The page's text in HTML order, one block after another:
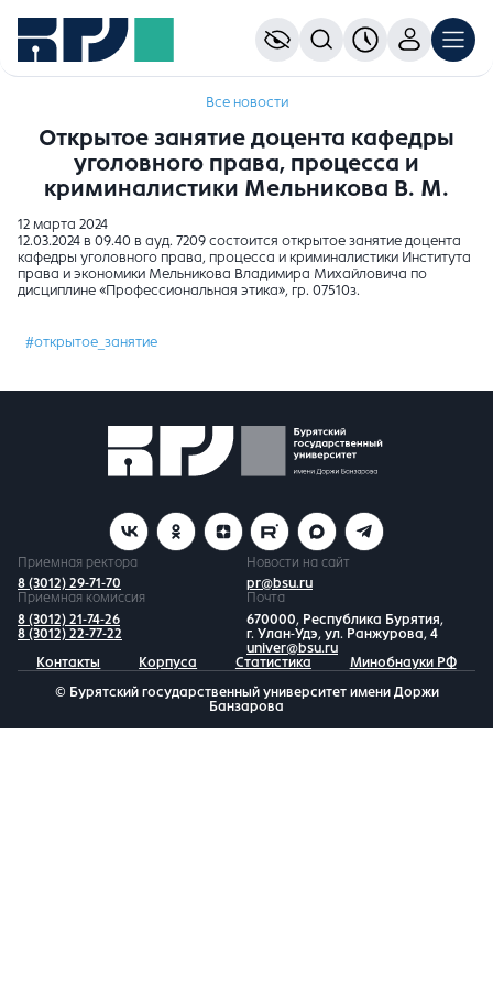
Все новости
Открытое занятие доцента кафедры
уголовного права, процесса и
криминалистики Мельникова В. М.
12 марта 2024
12.03.2024 в 09.40 в ауд. 7209 состоится открытое занятие доцента
кафедры уголовного права, процесса и криминалистики Института
права и экономики Мельникова Владимира Михайловича по
дисциплине «Профессиональная этика», гр. 07510з.
#открытое_занятие
Приемная ректора
8 (3012) 29-71-70
Новости на сайт
pr@bsu.ru
Приемная комиссия
8 (3012) 21-74-26
8 (3012) 22-77-22
Почта
670000, Республика Бурятия,
г. Улан-Удэ, ул. Ранжурова, 4
univer@bsu.ru
Контакты
Корпуса Статистика Минобнауки РФ
© Бурятский государственный университет имени Доржи
Банзарова